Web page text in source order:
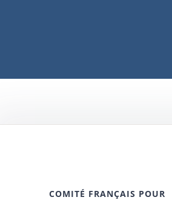
COMITÉ FRANÇAIS POUR